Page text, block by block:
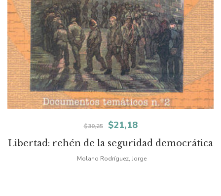
Libertad: rehén de la seguridad democrática
$30,25
El
precio
original
$21,18El
precio
actual
Molano Rodríguez, Jorge